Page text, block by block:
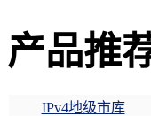
产品推
IPv4地级市库